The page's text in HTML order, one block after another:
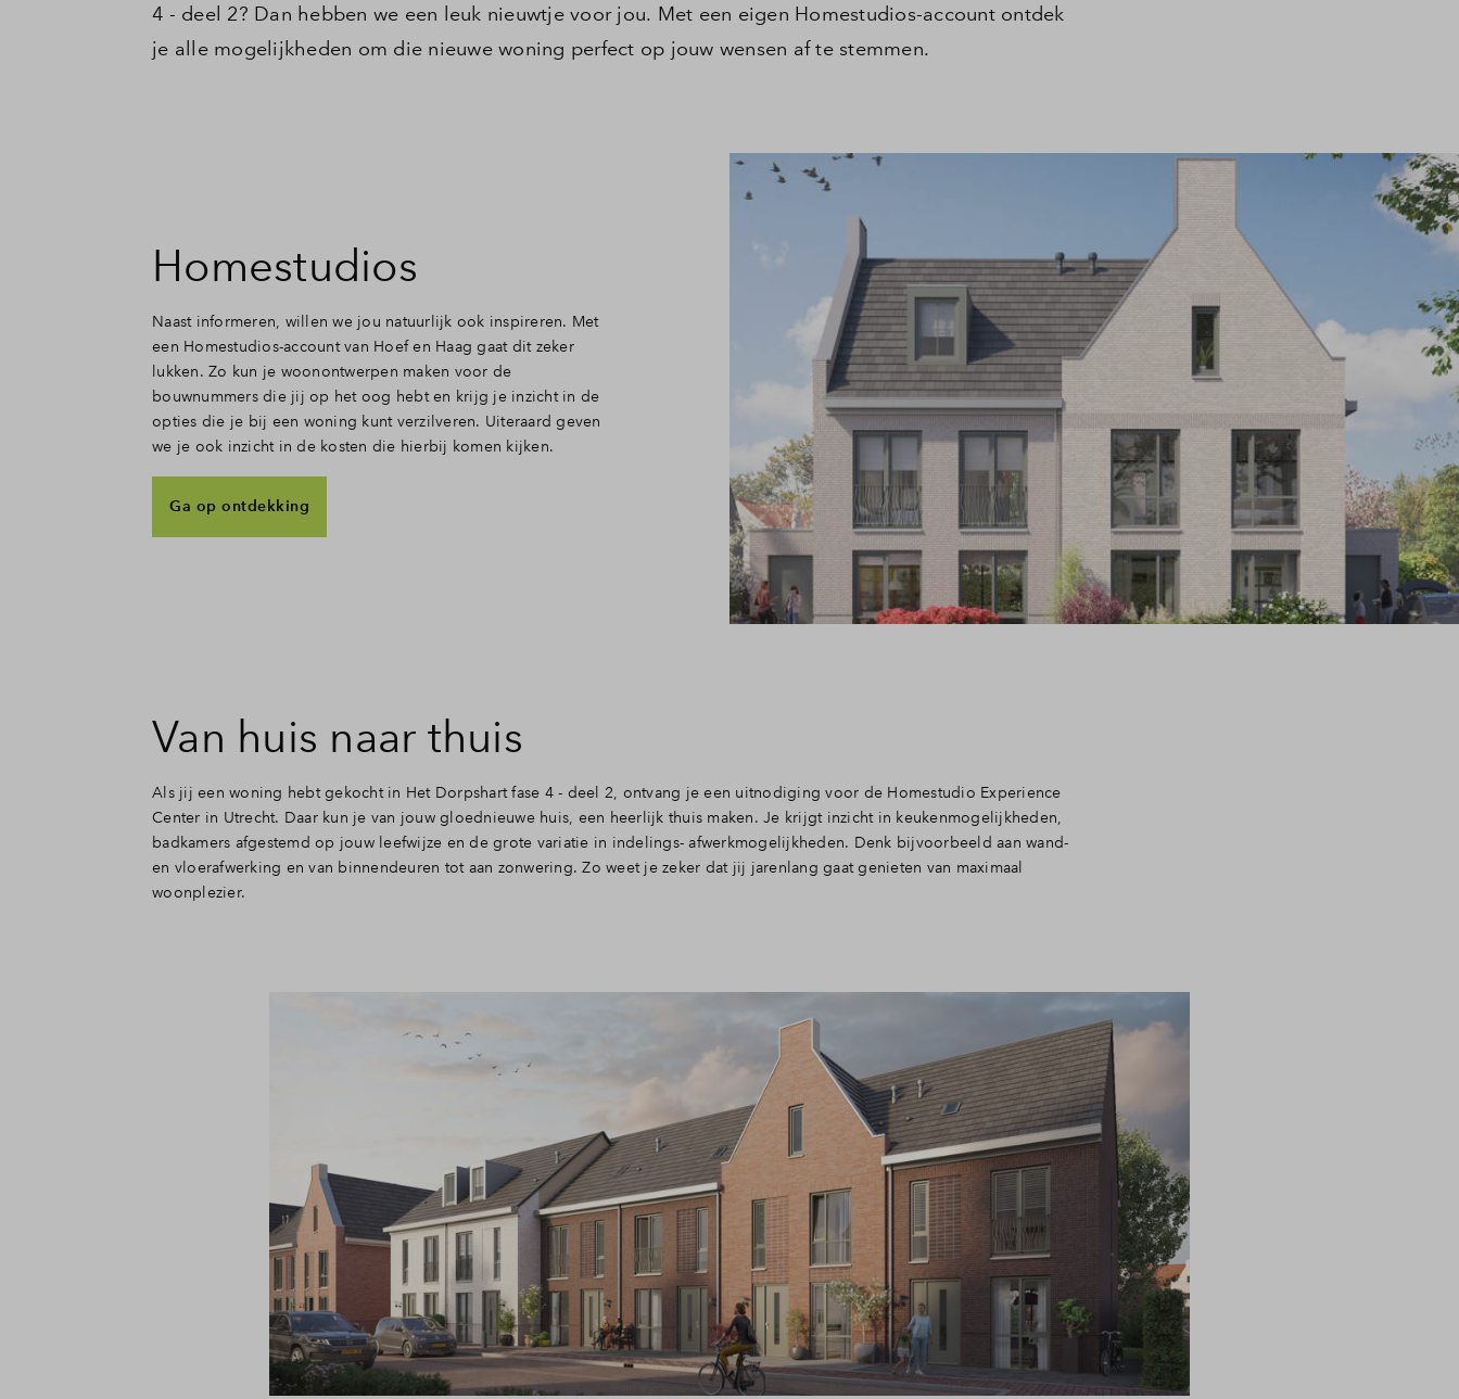
4 - deel 2? Dan hebben we een leuk nieuwtje voor jou. Met een eigen Homestudios-account ontdek
je alle mogelijkheden om die nieuwe woning perfect op jouw wensen af te stemmen.
Homestudios
Naast informeren, willen we jou natuurlijk ook inspireren. Met
een Homestudios-account van Hoef en Haag gaat dit zeker
lukken. Zo kun je woonontwerpen maken voor de
bouwnummers die jij op het oog hebt en krijg je inzicht in de
opties die je bij een woning kunt verzilveren. Uiteraard geven
we je ook inzicht in de kosten die hierbij komen kijken.
Ga op ontdekking
Van huis naar thuis
Als jij een woning hebt gekocht in Het Dorpshart fase 4 - deel 2, ontvang je een uitnodiging voor de Homestudio Experience
Center in Utrecht. Daar kun je van jouw gloednieuwe huis, een heerlijk thuis maken. Je krijgt inzicht in keukenmogelijkheden,
badkamers afgestemd op jouw leefwijze en de grote variatie in indelings- afwerkmogelijkheden. Denk bijvoorbeeld aan wand-
en vloerafwerking en van binnendeuren tot aan zonwering. Zo weet je zeker dat jij jarenlang gaat genieten van maximaal
woonplezier.